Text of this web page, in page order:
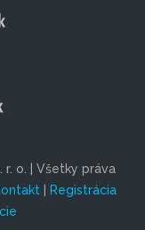
o. | Všetky práva
| Registrácia